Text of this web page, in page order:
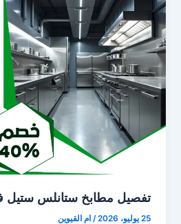
تفصيل مطابخ ستانلس ستيل
25 يوليو، 2026 / ام القيوين